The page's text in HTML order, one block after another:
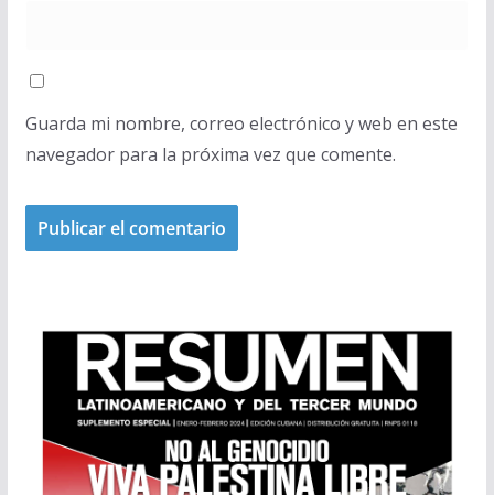
Guarda mi nombre, correo electrónico y web en este
navegador para la próxima vez que comente.